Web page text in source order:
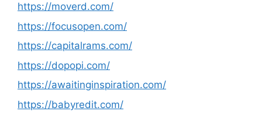
https://moverd.com/
https://focusopen.com/
https://capitalrams.com/
https://dopopi.com/
https://awaitinginspiration.com/
https://babyredit.com/